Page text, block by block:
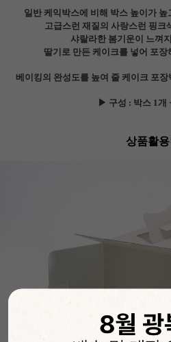
일반 케익박스에 비해 박스 높이가
고급스런 재질의 사랑스런 핑크
샤랄라한 봄기운이 느껴
딸기로 만든 케이크를 넣어 포
베이킹의 완성도를 높여 줄 케이크 포
▶ 구성 : 박스 1개
상품활용